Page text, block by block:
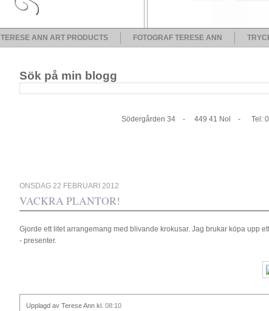
TERESE ANN ART PRODUCTS FOTOGRAF TERESE ANN
Sök på min blogg
Södergården 34 - 449 41 Nol - Tel: 0303 - 33
ONSDAG 22 FEBRUARI 2012
VACKRA PLANTOR!
Gjorde ett litet arrangemang med blivande krokusar. Jag brukar köpa upp
- presenter.
Upplagd av Terese Ann kl. 08:10